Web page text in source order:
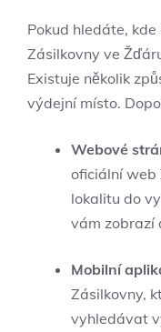
Pokud hledáte,
Zásilkovny ve
Existuje několik
výdejní místo.
Webové
oficiální web
lokalitu do
vám zobrazí
Mobilní
Zásilkovny,
vyhledávat